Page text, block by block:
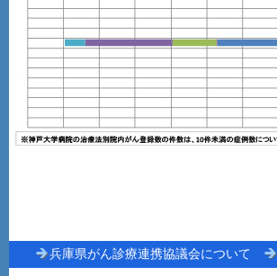
兵庫県がん診療連携協議会について